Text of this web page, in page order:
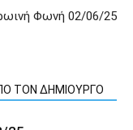
Φωνή 02/06/25
ΤΟΝ ΔΗΜΙΟΥΡΓΟ